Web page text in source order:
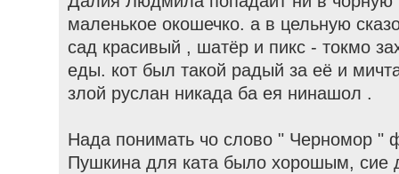
маленькое окошечко. а в цельную
сад красивый , шатёр и пикс - токмо
еды. кот был такой радый за её и
злой руслан никада ба ея нинашол .
Нада понимать чо слово " Черномор "
Пушкина для ката было хорошым, сие